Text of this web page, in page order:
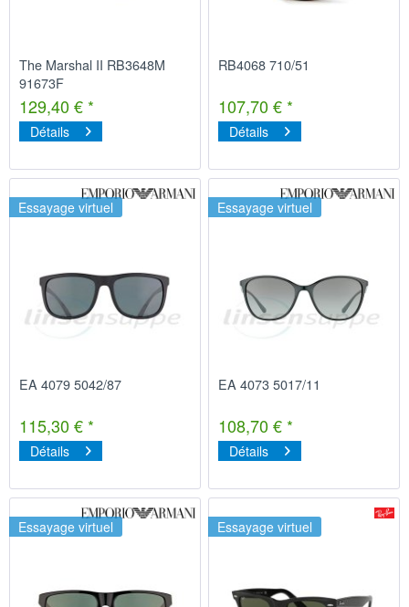
The Marshal II RB3648M
91673F
129,40 € *
Détails
RB4068 710/51
107,70 € *
Détails
Essayage virtuel
EA 4079 5042/87
115,30 € *
Détails
Essayage virtuel
EA 4073 5017/11
108,70 € *
Détails
Essayage virtuel Essayage virtuel